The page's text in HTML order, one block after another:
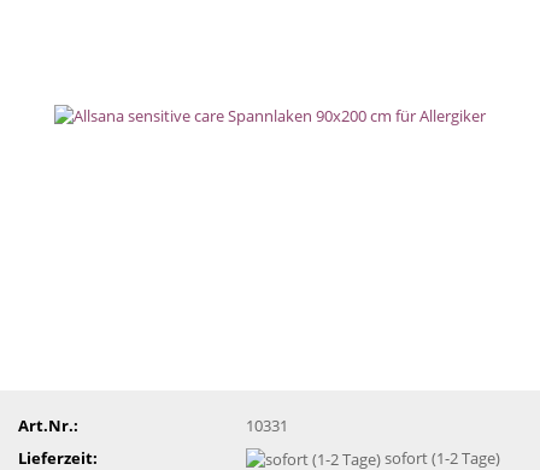
Art.Nr.:
10331
Lieferzeit:
sofort (1-2 Tage)